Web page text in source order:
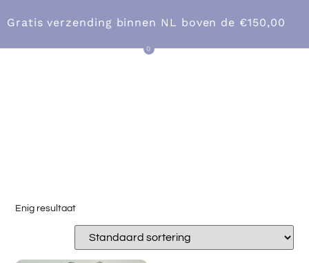
Gratis verzending binnen NL boven de €150,00
0
Enig resultaat